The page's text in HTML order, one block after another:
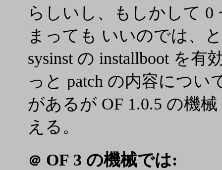
らしいし、もしかして
まっても いいのでは、
sysinst の installboot を有
っと patch の内容につ
があるが OF 1.0.5 の機
える。
＠ OF 3 の機械では: